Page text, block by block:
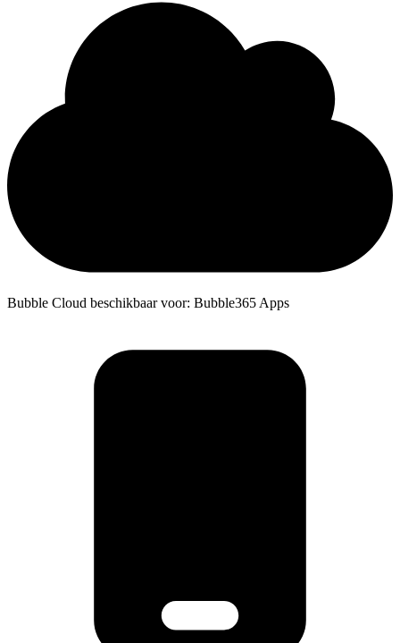
Bubble Cloud beschikbaar voor: Bubble365 Apps